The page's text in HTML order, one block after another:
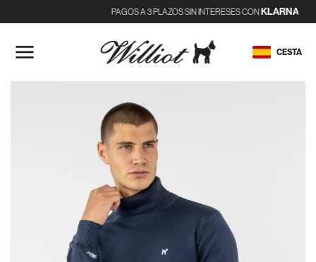
CONTENIDO
PAGOS A 3 PLAZOS SIN INTERESES CONKLARNA
CESTA